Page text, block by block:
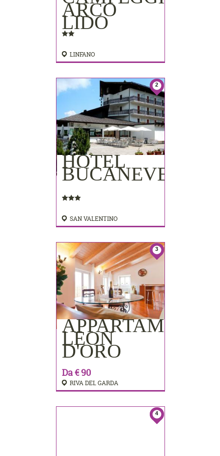
ARCO
LIDO
LINFANO
2
HOTEL
BUCANEVE
SAN VALENTINO
3
APPARTAMENTI
LEON
D'ORO
Da € 90
RIVA DEL GARDA
PRENOTA
4